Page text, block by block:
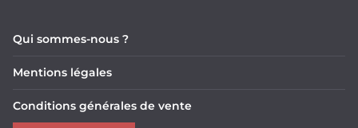
Qui sommes-nous ?
Mentions légales
Conditions générales de vente